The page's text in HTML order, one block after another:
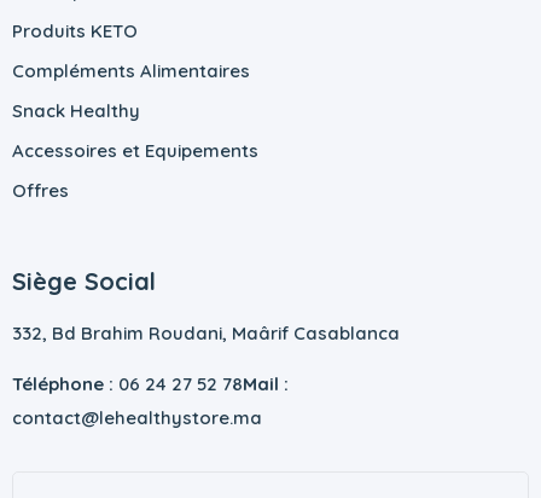
Produits KETO
Compléments Alimentaires
Snack Healthy
Accessoires et Equipements
Offres
Siège Social
332, Bd Brahim Roudani, Maârif Casablanca
Téléphone : 06 24 27 52 78Mail :
contact@lehealthystore.ma